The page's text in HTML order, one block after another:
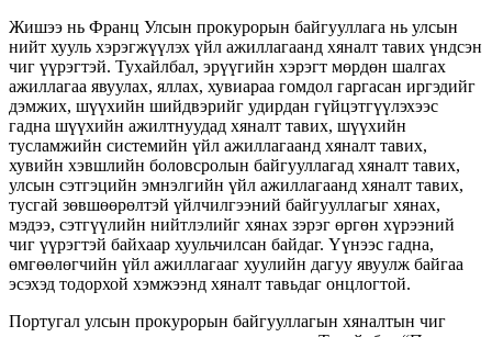
Жишээ нь Франц Улсын прокурорын байгууллага нь улсын
нийт хууль хэрэгжүүлэх үйл ажиллагаанд хяналт тавих үндсэн
чиг үүрэгтэй. Тухайлбал, эрүүгийн хэрэгт мөрдөн шалгах
ажиллагаа явуулах, яллах, хувиараа гомдол гаргасан иргэдийг
дэмжих, шүүхийн шийдвэрийг удирдан гүйцэтгүүлэхээс
гадна шүүхийн ажилтнуудад хяналт тавих, шүүхийн
тусламжийн системийн үйл ажиллагаанд хяналт тавих,
хувийн хэвшлийн боловсролын байгууллагад хяналт тавих,
улсын сэтгэцийн эмнэлгийн үйл ажиллагаанд хяналт тавих,
тусгай зөвшөөрөлтэй үйлчилгээний байгууллагыг хянах,
мэдээ, сэтгүүлийн нийтлэлийг хянах зэрэг өргөн хүрээний
чиг үүрэгтэй байхаар хуульчилсан байдаг. Үүнээс гадна,
өмгөөлөгчийн үйл ажиллагааг хуулийн дагуу явуулж байгаа
эсэхэд тодорхой хэмжээнд хяналт тавьдаг онцлогтой.
Португал улсын прокурорын байгууллагын хяналтын чиг